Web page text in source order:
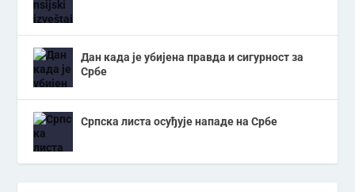
Дан када је убијена правда и сигурност за
Србе
Српска листа осуђује нападе на Србе